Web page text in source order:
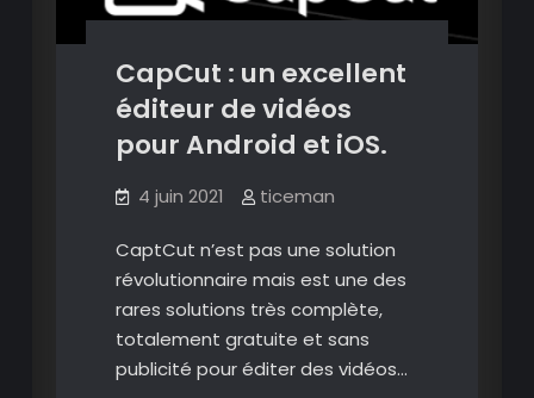
CapCut : un excellent
éditeur de vidéos
pour Android et iOS.
4 juin 2021 ticeman
CaptCut n’est pas une solution
révolutionnaire mais est une des
rares solutions très complète,
totalement gratuite et sans
publicité pour éditer des vidéos…